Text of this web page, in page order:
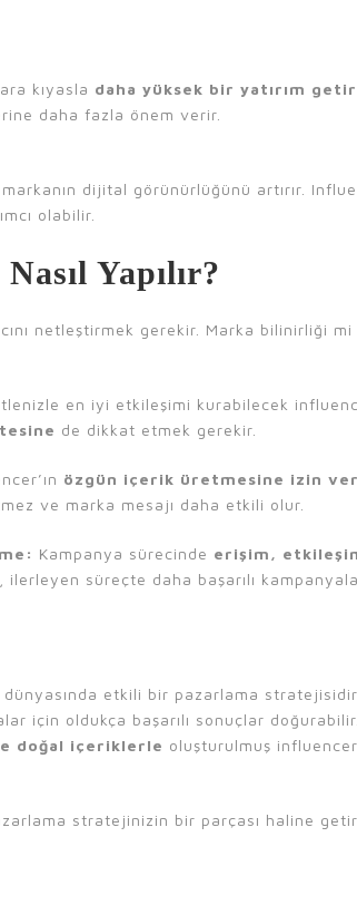
kıyasla daha yüksek bir yatırım
daha fazla önem verir.
dijital görünürlüğünü artırır.
olabilir.
Yapılır?
netleştirmek gerekir. Marka bilinirliği mi
en iyi etkileşimi kurabilecek
de dikkat etmek gerekir.
özgün içerik üretmesine izin
ve marka mesajı daha etkili olur.
Kampanya sürecinde erişim,
süreçte daha başarılı
dünyasında etkili bir pazarlama
için oldukça başarılı sonuçlar
doğal içeriklerle oluşturulmuş
stratejinizin bir parçası haline